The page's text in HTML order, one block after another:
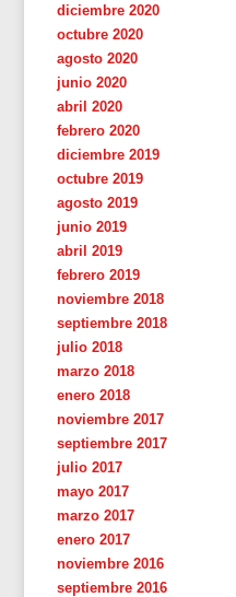
diciembre 2020
octubre 2020
agosto 2020
junio 2020
abril 2020
febrero 2020
diciembre 2019
octubre 2019
agosto 2019
junio 2019
abril 2019
febrero 2019
noviembre 2018
septiembre 2018
julio 2018
marzo 2018
enero 2018
noviembre 2017
septiembre 2017
julio 2017
mayo 2017
marzo 2017
enero 2017
noviembre 2016
septiembre 2016